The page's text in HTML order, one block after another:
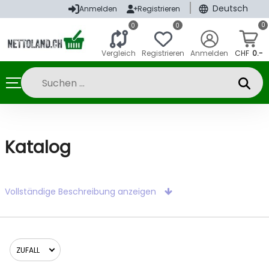
Anmelden Registrieren Deutsch
0
Vergleich
0
Registrieren Anmelden
0
CHF 0.-
Katalog
Vollständige Beschreibung anzeigen
ZUFALL